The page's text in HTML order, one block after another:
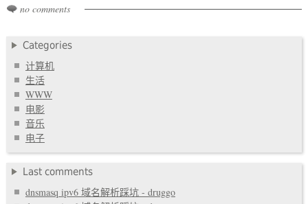
no comments
Categories
计算机
生活
WWW
电影
音乐
电子
Last comments
dnsmasq ipv6 域名解析踩坑 - druggo